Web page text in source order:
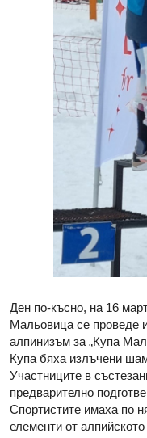
Ден по-късно, на 16
Мальовица се проведе
алпинизъм за „Купа
Купа бяха излъчени
Участниците в
предварително
Спортистите имаха по
елементи от алпийското